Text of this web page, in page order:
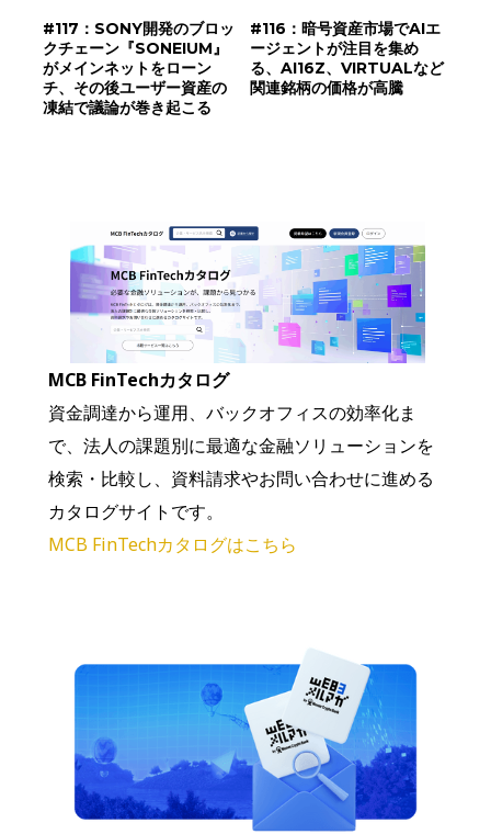
#117：SONY開発のブロッ
クチェーン『SONEIUM』
がメインネットをローン
チ、その後ユーザー資産の
凍結で議論が巻き起こる
#116：暗号資産市場でAIエ
ージェントが注目を集め
る、AI16Z、VIRTUALなど
関連銘柄の価格が高騰
MCB FinTechカタログ
資金調達から運用、バックオフィスの効率化ま
で、法人の課題別に最適な金融ソリューションを
検索・比較し、資料請求やお問い合わせに進める
カタログサイトです。
MCB FinTechカタログはこちら